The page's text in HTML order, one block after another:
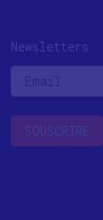
Newsletters